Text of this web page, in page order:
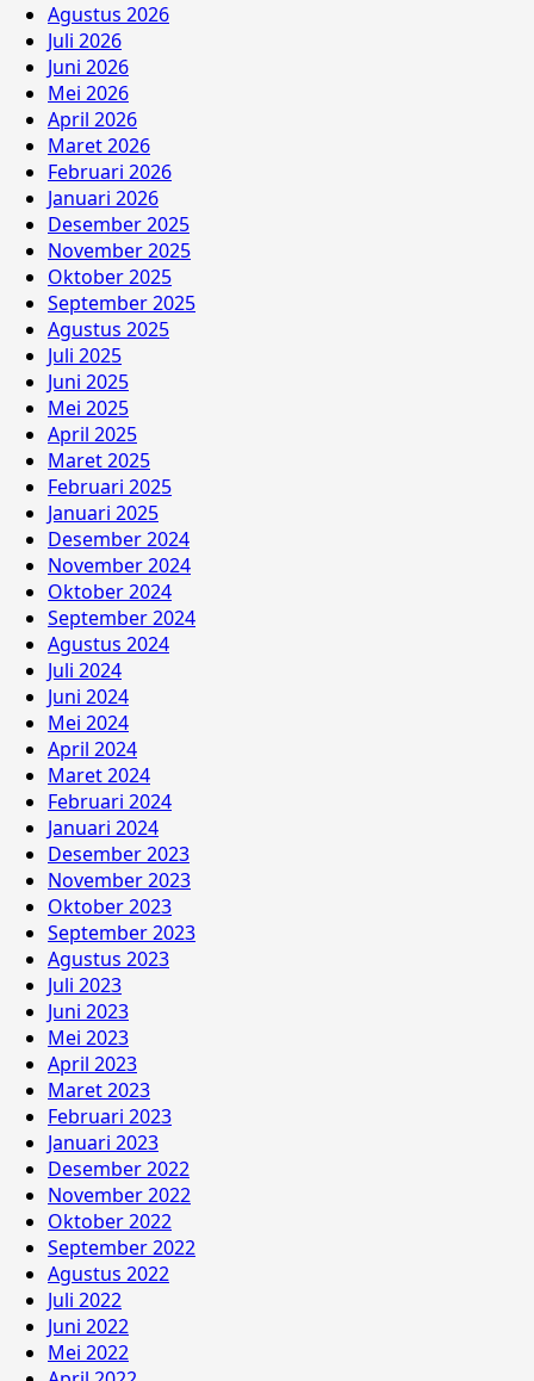
Agustus 2026
Juli 2026
Juni 2026
Mei 2026
April 2026
Maret 2026
Februari 2026
Januari 2026
Desember 2025
November 2025
Oktober 2025
September 2025
Agustus 2025
Juli 2025
Juni 2025
Mei 2025
April 2025
Maret 2025
Februari 2025
Januari 2025
Desember 2024
November 2024
Oktober 2024
September 2024
Agustus 2024
Juli 2024
Juni 2024
Mei 2024
April 2024
Maret 2024
Februari 2024
Januari 2024
Desember 2023
November 2023
Oktober 2023
September 2023
Agustus 2023
Juli 2023
Juni 2023
Mei 2023
April 2023
Maret 2023
Februari 2023
Januari 2023
Desember 2022
November 2022
Oktober 2022
September 2022
Agustus 2022
Juli 2022
Juni 2022
Mei 2022